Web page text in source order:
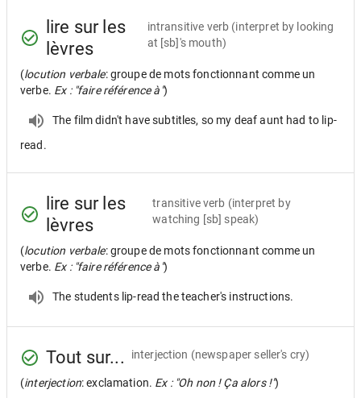
lire sur les
lèvres
intransitive verb (interpret by looking
at [sb]'s mouth)
(locution verbale: groupe de mots fonctionnant comme un
verbe. Ex : "faire référence à")
The film didn't have subtitles, so my deaf aunt had to lip-
read.
lire sur les
lèvres
transitive verb (interpret by
watching [sb] speak)
(locution verbale: groupe de mots fonctionnant comme un
verbe. Ex : "faire référence à")
The students lip-read the teacher's instructions.
Tout sur... interjection (newspaper seller's cry)
(interjection: exclamation. Ex : "Oh non ! Ça alors !")